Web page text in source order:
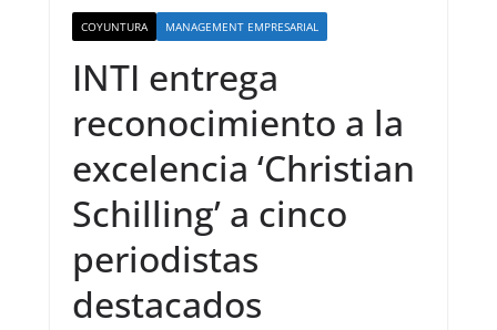
COYUNTURA MANAGEMENT EMPRESARIAL
INTI entrega
reconocimiento a la
excelencia ‘Christian
Schilling’ a cinco
periodistas
destacados